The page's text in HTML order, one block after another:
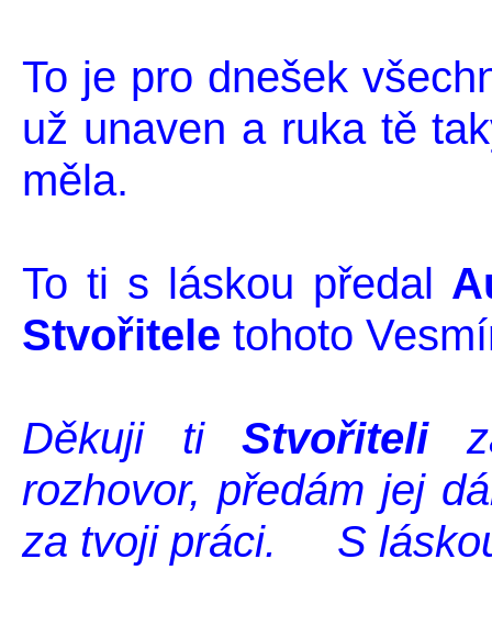
To je pro dnešek
už unaven a ruka tě
měla.
To ti s láskou předal
Stvořitele tohoto
Děkuji tiStvořiteli
rozhovor, předám jej
za tvoji práci. S